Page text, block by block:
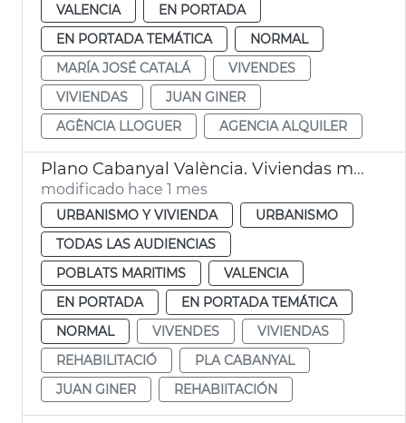
VALENCIA
EN PORTADA
EN PORTADA TEMÁTICA
NORMAL
MARÍA JOSÉ CATALÁ
VIVENDES
VIVIENDAS
JUAN GINER
AGÈNCIA LLOGUER
AGENCIA ALQUILER
Plano Cabanyal València. Viviendas municipales
modificado hace 1 mes
URBANISMO Y VIVIENDA
URBANISMO
TODAS LAS AUDIENCIAS
POBLATS MARITIMS
VALENCIA
EN PORTADA
EN PORTADA TEMÁTICA
NORMAL
VIVENDES
VIVIENDAS
REHABILITACIÓ
PLA CABANYAL
JUAN GINER
REHABIITACIÓN